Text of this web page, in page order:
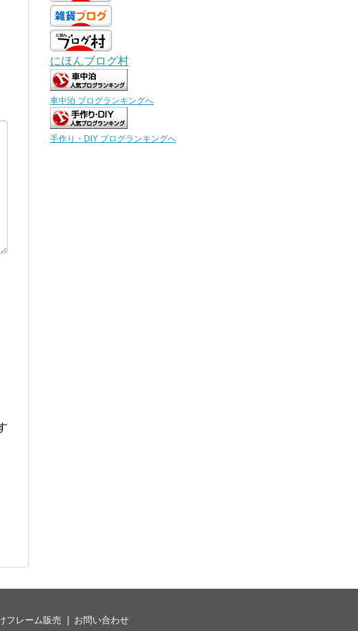
にほんブログ村
車中泊 ブログランキングへ
手作り・DIY ブログランキングへ
フレーム販売 お問い合わせ